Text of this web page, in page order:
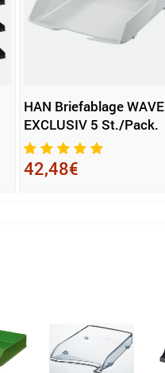
HAN Briefablage WAVE
EXCLUSIV 5 St./Pack.
42,48€